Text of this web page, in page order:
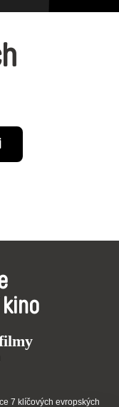
7 klíčových evropských